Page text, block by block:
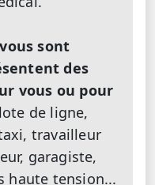
sont
des
vous ou pour
de ligne,
travailleur
garagiste,
haute tension...